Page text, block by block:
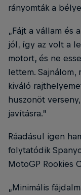
rányomták a
„Fájt a vállam és
jól, így az volt a
motort, és ne
lettem. Sajnálom,
kiváló
huszonöt
javításra.”
Ráadásul igen
folytatódik
MotoGP Rookies
„Minimális